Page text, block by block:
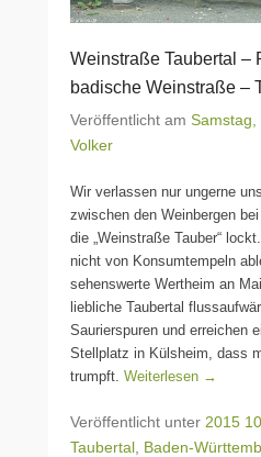
Weinstraße Taubertal –
badische Weinstraße –
Veröffentlicht am
Volker
Wir verlassen nur ungerne
zwischen den Weinbergen
die „Weinstraße Tauber“
nicht von Konsumtempeln
sehenswerte Wertheim an
liebliche Taubertal
Saurierspuren und erreichen
Stellplatz in Külsheim, dass
trumpft. Weiterlesen →
Veröffentlicht unter 2015
Taubertal Baden-